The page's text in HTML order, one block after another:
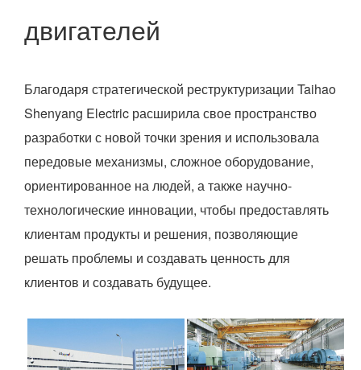
двигателей
Благодаря стратегической реструктуризации Taihao
Shenyang Electric расширила свое пространство
разработки с новой точки зрения и использовала
передовые механизмы, сложное оборудование,
ориентированное на людей, а также научно-
технологические инновации, чтобы предоставлять
клиентам продукты и решения, позволяющие
решать проблемы и создавать ценность для
клиентов и создавать будущее.